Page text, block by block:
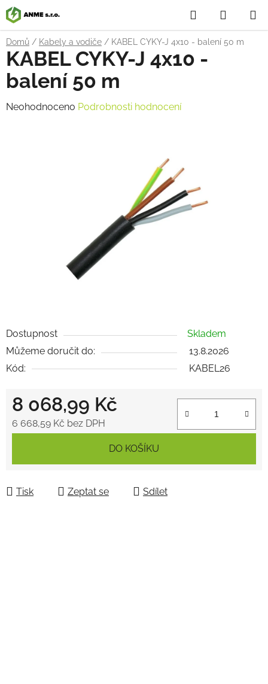
Přejít
na
obsah
Hledat
KOŠÍK
Domů / Kabely a vodiče / KABEL CYKY-J 4x10 - balení 50 m
Dostupnost
Skladem
Můžeme doručit do:
13.8.2026
Kód:
KABEL26
8 068,99 Kč
6 668,59 Kč bez DPH
DO KOŠÍKU
Tisk Zeptat se Sdílet
KABEL CYKY-J 4x10 -
balení 50 m
Průměrné
Neohodnoceno Podrobnosti hodnocení